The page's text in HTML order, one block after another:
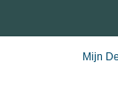
Mijn